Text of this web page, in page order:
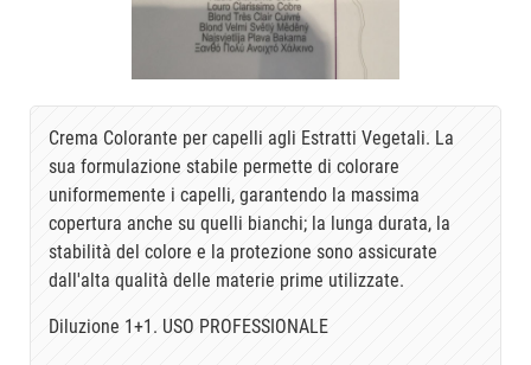
Crema Colorante per capelli agli Estratti Vegetali. La
sua formulazione stabile permette di colorare
uniformemente i capelli, garantendo la massima
copertura anche su quelli bianchi; la lunga durata, la
stabilità del colore e la protezione sono assicurate
dall'alta qualità delle materie prime utilizzate.
Diluzione 1+1. USO PROFESSIONALE